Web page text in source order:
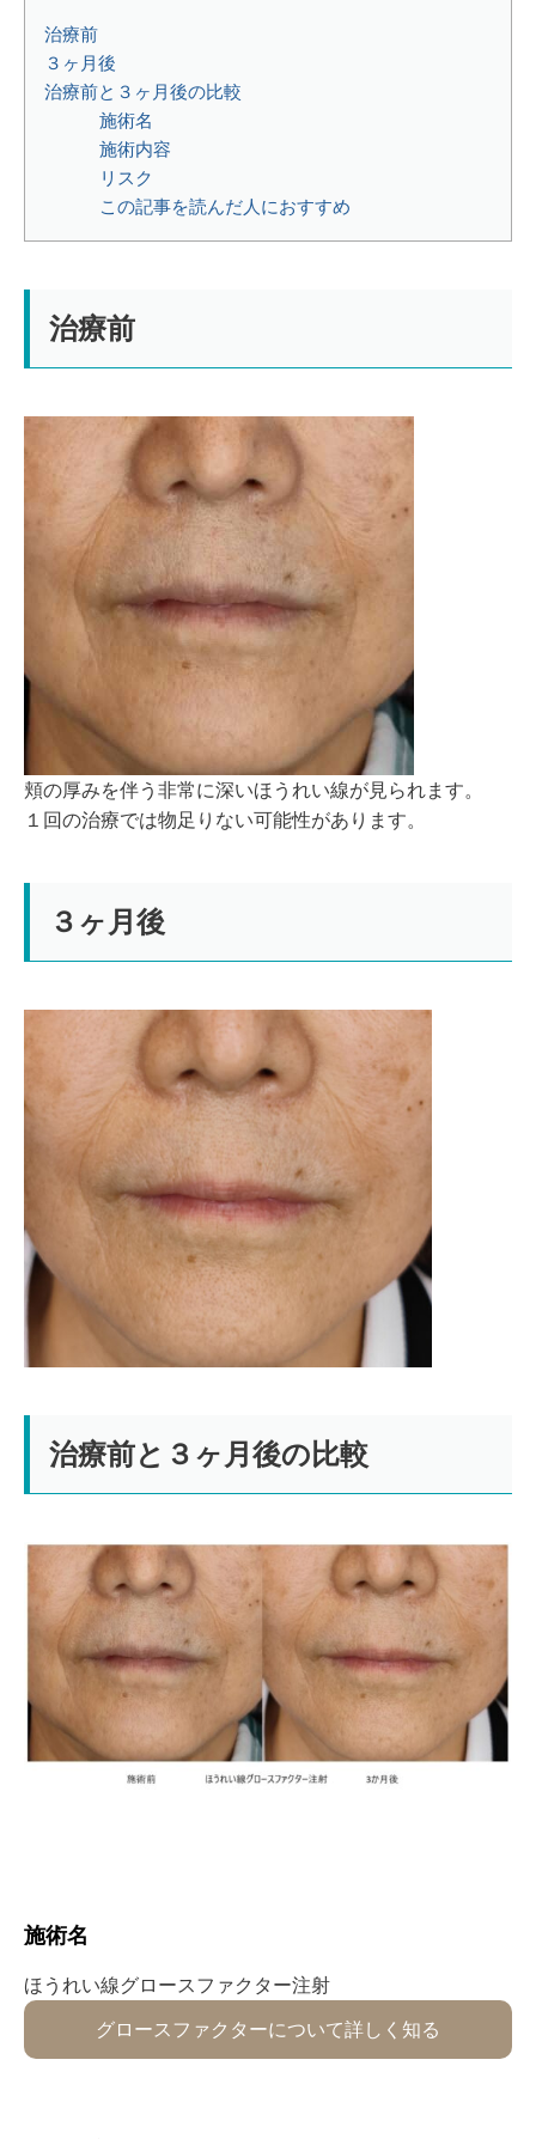
治療前
３ヶ月後
治療前と３ヶ月後の比較
施術名⁡
施術内容⁡⁡⁡
リスク⁡
この記事を読んだ人におすすめ
治療前
頬の厚みを伴う非常に深いほうれい線が見られます。
１回の治療では物足りない可能性があります。
３ヶ月後
治療前と３ヶ月後の比較
施術名⁡
ほうれい線⁡グロースファクター⁡⁡⁡⁡⁡注射
グロースファクターについて詳しく知る